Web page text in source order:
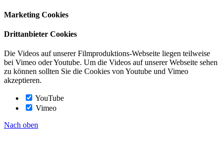
Marketing Cookies
Drittanbieter Cookies
Die Videos auf unserer Filmproduktions-Webseite liegen teilweise
bei Vimeo oder Youtube. Um die Videos auf unserer Webseite sehen
zu können sollten Sie die Cookies von Youtube und Vimeo
akzeptieren.
YouTube
Vimeo
Nach oben